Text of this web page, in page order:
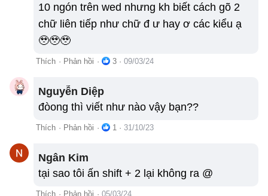
10 ngón trên wed nhưng kh biết cách gõ 2
chữ liên tiếp như chữ đ ư hay ơ các kiểu ạ
🥹🥹🥹
Thích · Phản hồi · 3 · 09/03/24
Nguyễn Diệp
đòong thì viết như nào vậy bạn??
Thích · Phản hồi · 1 · 31/10/23
Ngân Kim
tại sao tôi ấn shift + 2 lại không ra @
Thích · Phản hồi · 05/03/24